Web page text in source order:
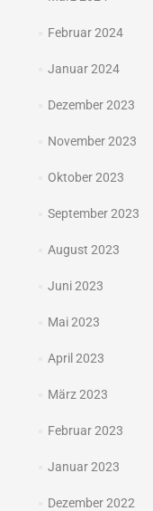
Februar 2024
Januar 2024
Dezember 2023
November 2023
Oktober 2023
September 2023
August 2023
Juni 2023
Mai 2023
April 2023
März 2023
Februar 2023
Januar 2023
Dezember 2022